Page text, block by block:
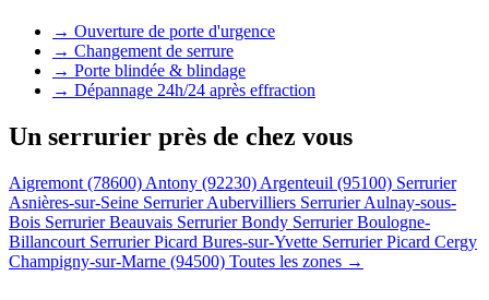
→ Ouverture de porte d'urgence
→ Changement de serrure
→ Porte blindée & blindage
→ Dépannage 24h/24 après effraction
Un serrurier près de chez vous
Aigremont (78600) Antony (92230) Argenteuil (95100) Serrurier
Asnières-sur-Seine Serrurier Aubervilliers Serrurier Aulnay-sous-
Bois Serrurier Beauvais Serrurier Bondy Serrurier Boulogne-
Billancourt Serrurier Picard Bures-sur-Yvette Serrurier Picard Cergy
Champigny-sur-Marne (94500) Toutes les zones →